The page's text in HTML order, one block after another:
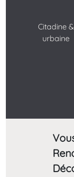
Citadine &
urbaine